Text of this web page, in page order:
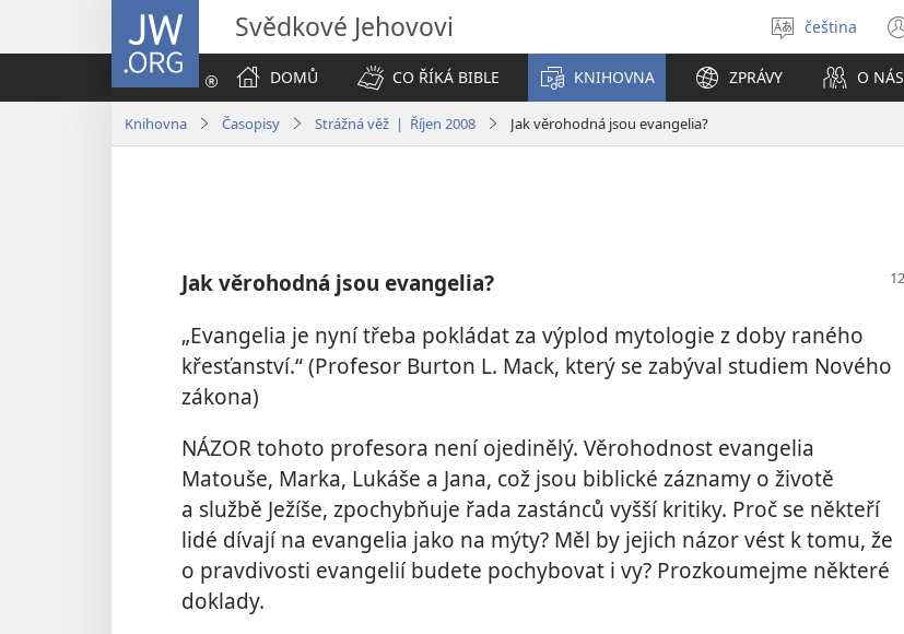
JW.ORG Svědkové Jehovovi
Vybrat
jazyk
čeština
DOMŮ
CO ŘÍKÁ BIBLE KNIHOVNA ZPRÁVY O NÁS
Knihovna Časopisy Strážná věž | Říjen 2008 Jak věrohodná jsou evangelia?
Jak věrohodná jsou evangelia?
„Evangelia je nyní třeba pokládat za výplod mytologie z doby raného
křesťanství.“ (Profesor Burton L. Mack, který se zabýval studiem Nového
zákona)
NÁZOR tohoto profesora není ojedinělý. Věrohodnost evangelia
Matouše, Marka, Lukáše a Jana, což jsou biblické záznamy o životě
a službě Ježíše, zpochybňuje řada zastánců vyšší kritiky. Proč se někteří
lidé dívají na evangelia jako na mýty? Měl by jejich názor vést k tomu, že
o pravdivosti evangelií budete pochybovat i vy? Prozkoumejme některé
doklady.